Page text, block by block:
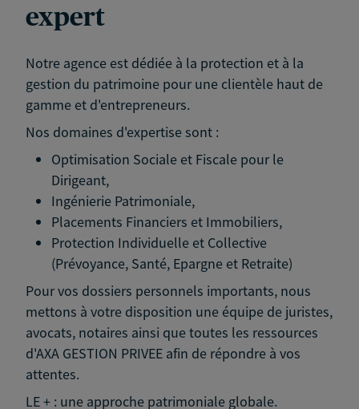
expert
Notre agence est dédiée à la protection et à la
gestion du patrimoine pour une clientèle haut de
gamme et d'entrepreneurs.
Nos domaines d'expertise sont :
Optimisation Sociale et Fiscale pour le
Dirigeant,
Ingénierie Patrimoniale,
Placements Financiers et Immobiliers,
Protection Individuelle et Collective
(Prévoyance, Santé, Epargne et Retraite)
Pour vos dossiers personnels importants, nous
mettons à votre disposition une équipe de juristes,
avocats, notaires ainsi que toutes les ressources
d'AXA GESTION PRIVEE afin de répondre à vos
attentes.
LE + : une approche patrimoniale globale.